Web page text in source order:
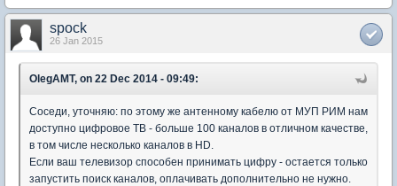
spock
26 Jan 2015
OlegAMT, on 22 Dec 2014 - 09:49:
Соседи, уточняю: по этому же антенному кабелю от МУП РИМ нам
доступно цифровое ТВ - больше 100 каналов в отличном качестве,
в том числе несколько каналов в HD.
Если ваш телевизор способен принимать цифру - остается только
запустить поиск каналов, оплачивать дополнительно не нужно.